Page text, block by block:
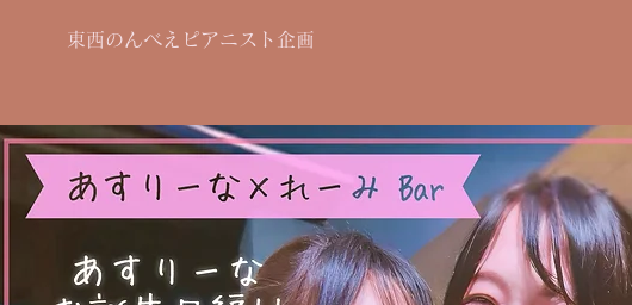
東西のんべえピアニスト企画